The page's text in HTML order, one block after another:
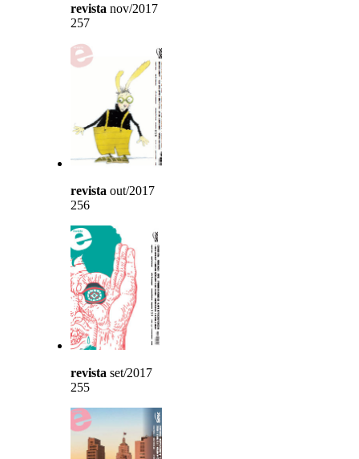
revista nov/2017
257
revista out/2017
256
revista set/2017
255